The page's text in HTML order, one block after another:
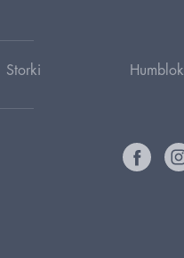
Storki Humblok